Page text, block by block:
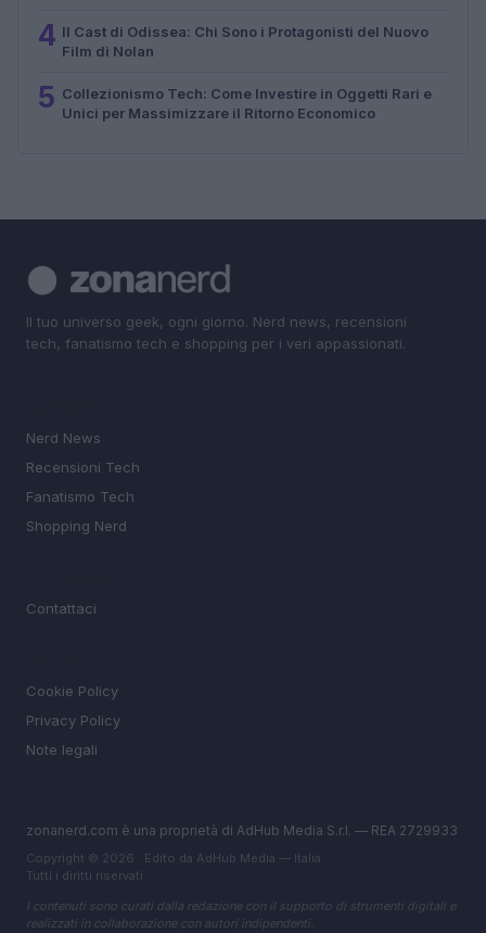
4 Il Cast di Odissea: Chi Sono i Protagonisti del Nuovo
Film di Nolan
5 Collezionismo Tech: Come Investire in Oggetti Rari e
Unici per Massimizzare il Ritorno Economico
Il tuo universo geek, ogni giorno. Nerd news, recensioni
tech, fanatismo tech e shopping per i veri appassionati.
Nerd News
Recensioni Tech
Fanatismo Tech
Shopping Nerd
Contattaci
Cookie Policy
Privacy Policy
Note legali
zonanerd.com è una proprietà di AdHub Media S.r.l. — REA 2729933
Copyright © 2026 · Edito da AdHub Media — Italia
Tutti i diritti riservati
I contenuti sono curati dalla redazione con il supporto di strumenti digitali e
realizzati in collaborazione con autori indipendenti.